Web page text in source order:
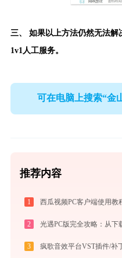
三、 如果以上方法仍然无法解
1v1人工服务。
可在电脑上搜索“金
推荐内容
1
2
3 疯歌音效平台VST插件/补